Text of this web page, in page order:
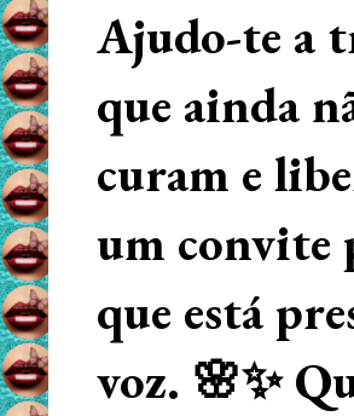
Ajudo-te a
que ainda
curam e
um convite
que está
voz. 🌸✨